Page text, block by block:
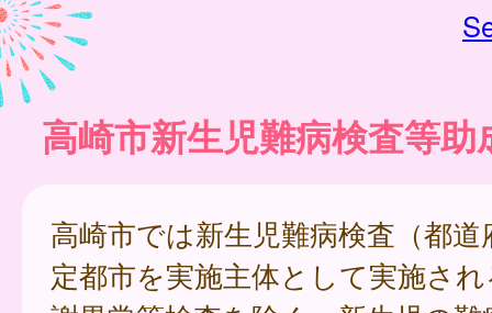
高崎市新生児難病検査等
高崎市では新生児難病検査（都道
定都市を実施主体として実施さ